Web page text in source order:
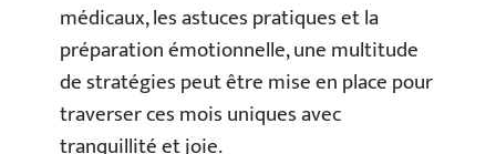
médicaux, les astuces pratiques et la
préparation émotionnelle, une multitude
de stratégies peut être mise en place pour
traverser ces mois uniques avec
tranquillité et joie.